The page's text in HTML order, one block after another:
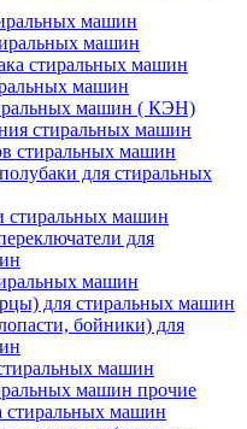
машин
машин
стиральных машин
машин
машин ( КЭН)
стиральных машин
стиральных машин
для стиральных
стиральных машин
для
машин
для стиральных машин
бойники) для
машин
машин прочие
машин